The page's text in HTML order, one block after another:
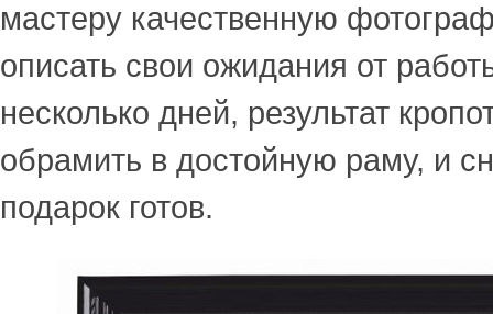
мастеру качественную
описать свои ожидания от
несколько дней, результат
обрамить в достойную раму, и
подарок готов.